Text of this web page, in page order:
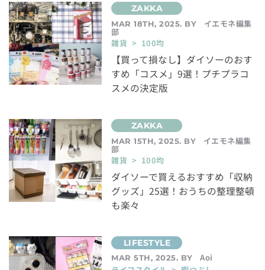
MAR 18TH, 2025. BY イエモネ編集
部
雑貨 > 100均
【買って損なし】ダイソーのおす
すめ「コスメ」9選！プチプラコ
スメの決定版
MAR 15TH, 2025. BY イエモネ編集
部
雑貨 > 100均
ダイソーで買えるおすすめ「収納
グッズ」25選！おうちの整理整頓
も楽々
MAR 5TH, 2025. BY
Aoi